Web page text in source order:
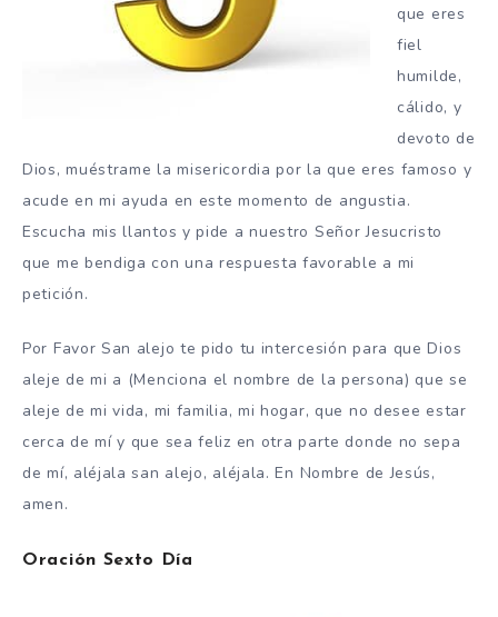
que eres
fiel
humilde,
cálido, y
devoto de
Dios, muéstrame la misericordia por la que eres famoso y
acude en mi ayuda en este momento de angustia.
Escucha mis llantos y pide a nuestro Señor Jesucristo
que me bendiga con una respuesta favorable a mi
petición.
Por Favor San alejo te pido tu intercesión para que Dios
aleje de mi a (Menciona el nombre de la persona) que se
aleje de mi vida, mi familia, mi hogar, que no desee estar
cerca de mí y que sea feliz en otra parte donde no sepa
de mí, aléjala san alejo, aléjala. En Nombre de Jesús,
amen.
Oración Sexto Día